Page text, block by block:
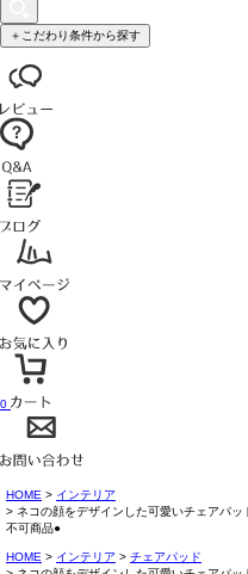
＋こだわり条件から探す
0
HOME
インテリア
ネコの顔をデザインした可愛いチェアパ
不可商品●
HOME インテリア
チェアパッド